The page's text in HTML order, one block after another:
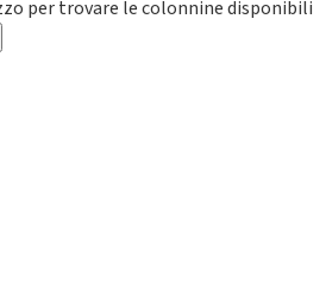
per trovare le colonnine disponibili